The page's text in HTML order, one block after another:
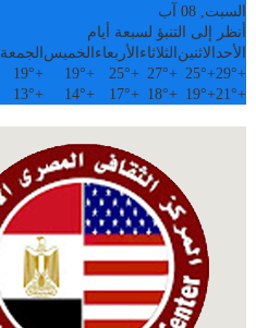
السبت, 08 آب
أنظر إلى التنبؤ لسبعة أيام
الأحدالاثنين الثلاثاء الأربعاء الخميس الجمعة
+
29°
+
25°
+
27°
+
25°
+
19°
+
19°
+
21°
+
19°
+
18°
+
17°
+
14°
+
13°